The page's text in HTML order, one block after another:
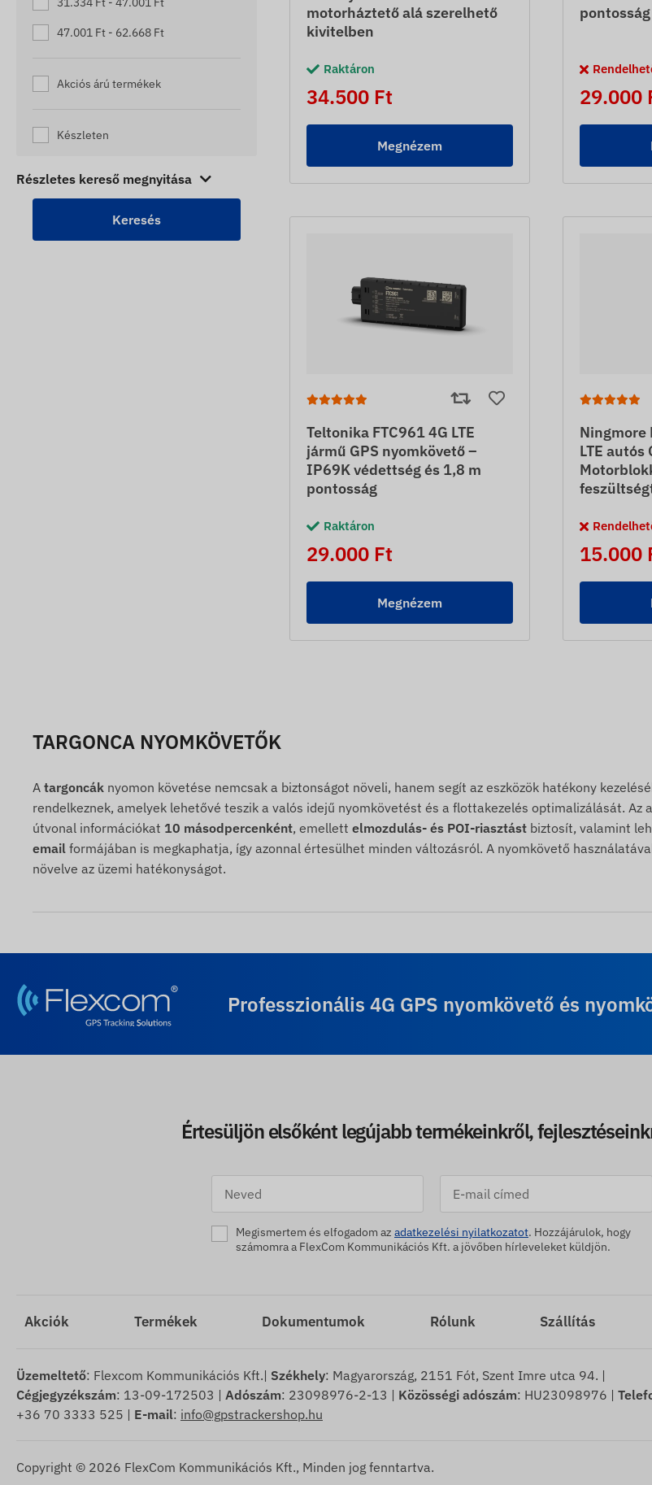
VONTATÓ NYOMKÖVETŐK
47.001 Ft - 62.668 Ft
Akciós árú termékek
Készleten
Részletes kereső megnyitása
motorháztető alá szerelhető
kivitelben
Raktáron
34.500 Ft
Megnézem
pontosság
29.000
Teltonika FTC961 4G LTE
jármű GPS nyomkövető –
IP69K védettség és 1,8 m
pontosság
Raktáron
29.000 Ft
Megnézem
Ningmore
LTE autós
15.000
TARGONCA NYOMKÖVETŐK
A targoncák nyomon követése nemcsak a biztonságot növeli, hanem segít az eszközök hatékony
rendelkeznek, amelyek lehetővé teszik a valós idejű nyomkövetést és a flottakezelés optimalizálását. Az
útvonal információkat 10 másodpercenként, emellett elmozdulás- és POI-riasztást biztosít, valamint
email formájában is megkaphatja, így azonnal értesülhet minden változásról. A nyomkövető
növelve az üzemi hatékonyságot.
Professzionális 4G GPS nyomkövető és
Értesüljön elsőként legújabb termékeinkről,
Megismertem és elfogadom az adatkezelési nyilatkozatot. Hozzájárulok, hogy
számomra a FlexCom Kommunikációs Kft. a jövőben hírleveleket küldjön.
Akciók Termékek Dokumentumok Rólunk Szállítás
Üzemeltető: Flexcom Kommunikációs Kft.| Székhely: Magyarország, 2151 Fót, Szent Imre utca 94. |
Cégjegyzékszám: 13-09-172503 | Adószám: 23098976-2-13 | Közösségi adószám: HU23098976 |
+36 70 3333 525 | E-mail: info@gpstrackershop.hu
Copyright © 2026 FlexCom Kommunikációs Kft., Minden jog fenntartva.